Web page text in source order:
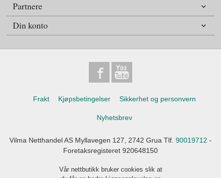
Partnere
Din konto
Frakt Kjøpsbetingelser Sikkerhet og personvern
Nyhetsbrev
Vilma Netthandel AS Myllavegen 127, 2742 Grua Tlf. 90019712 -
Foretaksregisteret 920648150
Vår nettbutikk bruker cookies slik at